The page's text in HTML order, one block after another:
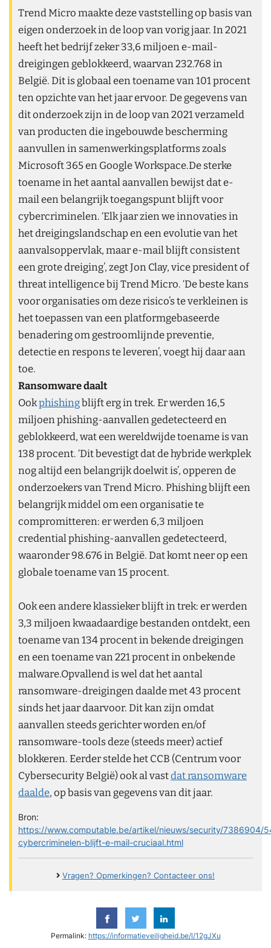
Trend Micro maakte deze vaststelling op basis van
eigen onderzoek in de loop van vorig jaar. In 2021
heeft het bedrijf zeker 33,6 miljoen e-mail-
dreigingen geblokkeerd, waarvan 232.768 in
België. Dit is globaal een toename van 101 procent
ten opzichte van het jaar ervoor. De gegevens van
dit onderzoek zijn in de loop van 2021 verzameld
van producten die ingebouwde bescherming
aanvullen in samenwerkingsplatforms zoals
Microsoft 365 en Google Workspace.De sterke
toename in het aantal aanvallen bewijst dat e-
mail een belangrijk toegangspunt blijft voor
cybercriminelen. ‘Elk jaar zien we innovaties in
het dreigingslandschap en een evolutie van het
aanvalsoppervlak, maar e-mail blijft consistent
een grote dreiging’, zegt Jon Clay, vice president of
threat intelligence bij Trend Micro. ‘De beste kans
voor organisaties om deze risico’s te verkleinen is
het toepassen van een platformgebaseerde
benadering om gestroomlijnde preventie,
detectie en respons te leveren’, voegt hij daar aan
toe.
Ransomware daalt
Ookphishingblijft erg in trek. Er werden 16,5
miljoen phishing-aanvallen gedetecteerd en
geblokkeerd, wat een wereldwijde toename is van
138 procent. ‘Dit bevestigt dat de hybride werkplek
nog altijd een belangrijk doelwit is’, opperen de
onderzoekers van Trend Micro. Phishing blijft een
belangrijk middel om een organisatie te
compromitteren: er werden 6,3 miljoen
credential phishing-aanvallen gedetecteerd,
waaronder 98.676 in België. Dat komt neer op een
globale toename van 15 procent.
Ook een andere klassieker blijft in trek: er werden
3,3 miljoen kwaadaardige bestanden ontdekt, een
toename van 134 procent in bekende dreigingen
en een toename van 221 procent in onbekende
malware.Opvallend is wel dat het aantal
ransomware-dreigingen daalde met 43 procent
sinds het jaar daarvoor. Dit kan zijn omdat
aanvallen steeds gerichter worden en/of
ransomware-tools deze (steeds meer) actief
blokkeren. Eerder stelde het CCB (Centrum voor
Cybersecurity België) ook al vastdat ransomware
daalde, op basis van gegevens van dit jaar.
Bron:
https://www.computable.be/artikel/nieuws/security/7386904/
cybercriminelen-blijft-e-mail-cruciaal.html
Vragen? Opmerkingen? Contacteer ons!
Permalink: https://informatieveiligheid.be/l/12gJXu